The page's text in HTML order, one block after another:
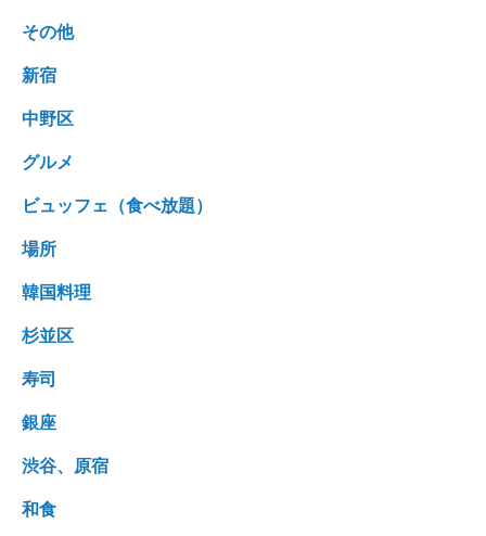
その他
新宿
中野区
グルメ
ビュッフェ（食べ放題）
場所
韓国料理
杉並区
寿司
銀座
渋谷、原宿
和食